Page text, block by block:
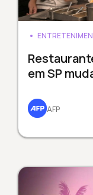
em SP
AFP